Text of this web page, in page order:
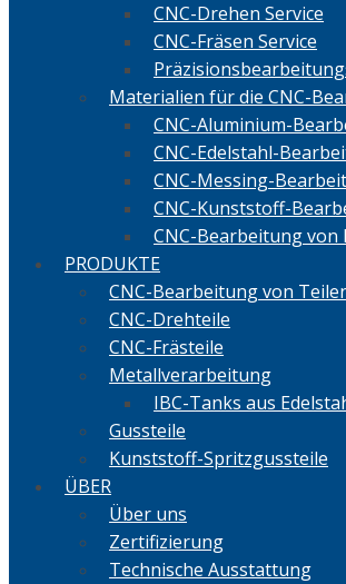
CNC-Drehen Service
CNC-Fräsen Service
Materialien für die CNC-
CNC-Aluminium-
CNC-Edelstahl-
CNC-Messing-
CNC-Kunststoff-
CNC-Bearbeitung von
PRODUKTE
CNC-Bearbeitung von
CNC-Drehteile
CNC-Frästeile
Metallverarbeitung
IBC-Tanks aus
Gussteile
Kunststoff-Spritzgussteile
ÜBER
Über uns
Zertifizierung
Technische Ausstattung